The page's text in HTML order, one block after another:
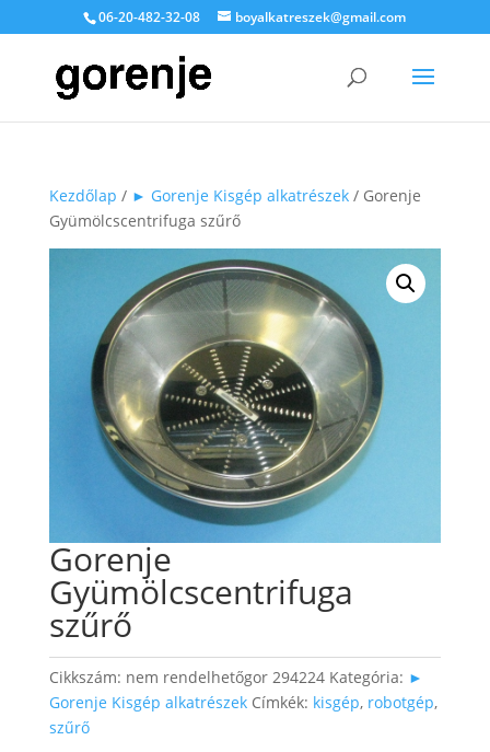
06-20-482-32-08 boyalkatreszek@gmail.com
Kezdőlap / ► Gorenje Kisgép alkatrészek/ Gorenje
Gyümölcscentrifuga szűrő
Gorenje
Gyümölcscentrifuga
szűrő
Cikkszám: nem rendelhetőgor 294224 Kategória: ►
Gorenje Kisgép alkatrészek Címkék: kisgép, robotgép,
szűrő